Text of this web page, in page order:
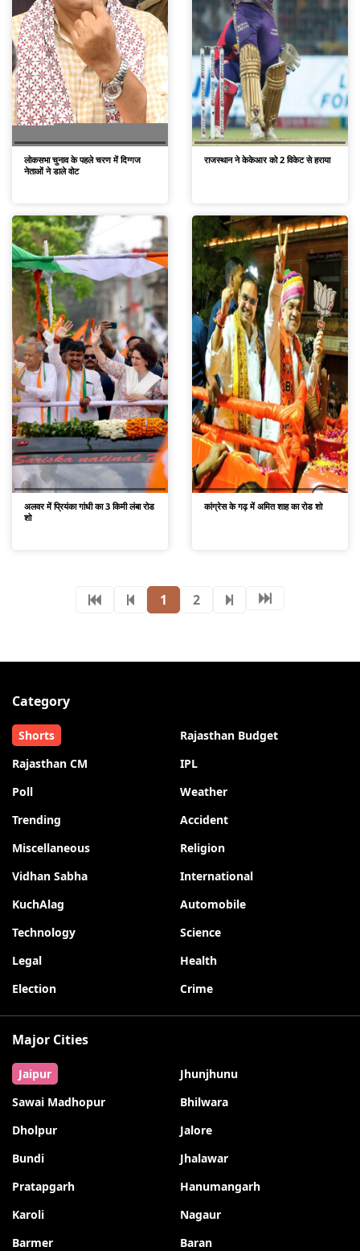
लोकसभा चुनाव के पहले चरण में दिग्गज
नेताओं ने डाले वोट
राजस्थान ने केकेआर को 2 विकेट से हराया
अलवर में प्रियंका गांधी का 3 किमी लंबा रोड
शो
कांग्रेस के गढ़ में अमित शाह का रोड शो
1 2
Category
Shorts
Rajasthan Budget
Rajasthan CM
IPL
Poll
Weather
Trending
Accident
Miscellaneous
Religion
Vidhan Sabha
International
KuchAlag
Automobile
Technology
Science
Legal
Health
Election
Crime
Major Cities
Jaipur
Jhunjhunu
Sawai Madhopur
Bhilwara
Dholpur
Jalore
Bundi
Jhalawar
Pratapgarh
Hanumangarh
Karoli
Nagaur
Barmer
Baran